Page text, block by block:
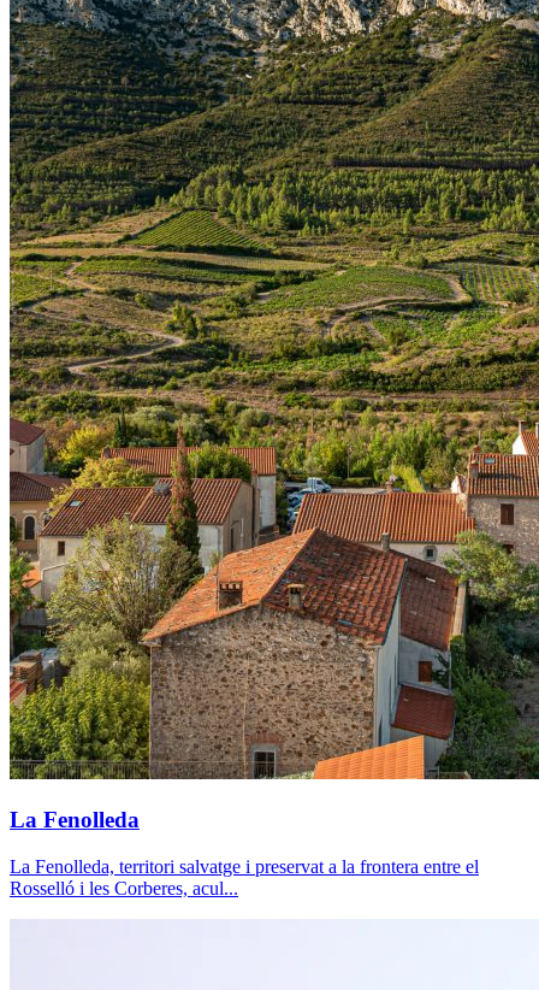
La Fenolleda
La Fenolleda, territori salvatge i preservat a la frontera entre el
Rosselló i les Corberes, acul...